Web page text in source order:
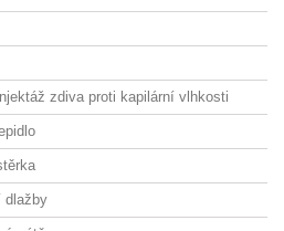
zdiva proti kapilární vlhkosti
dlažby